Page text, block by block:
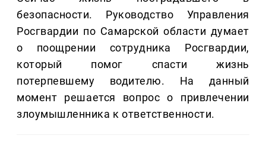
безопасности. Руководство Управления
Росгвардии по Самарской области думает
о поощрении сотрудника Росгвардии,
который помог спасти жизнь
потерпевшему водителю. На данный
момент решается вопрос о привлечении
злоумышленника к ответственности.